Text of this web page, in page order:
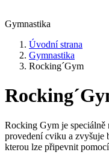
Gymnastika
Úvodní strana
Gymnastika
Rocking´Gym
Rocking Gym je speciálně
provedení cviku a zvyšuje
kterou lze připevnit